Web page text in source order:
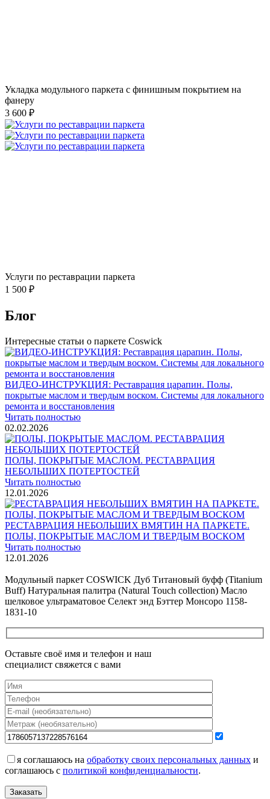
Укладка модульного паркета с финишным покрытием на
фанеру
3 600 ₽
Услуги по реставрации паркета
1 500 ₽
Блог
Интересные статьи о паркете Coswick
ВИДЕО-ИНСТРУКЦИЯ: Реставрация царапин. Полы,
покрытые маслом и твердым воском. Системы для локального
ремонта и восстановления
Читать полностью
02.02.2026
ПОЛЫ, ПОКРЫТЫЕ МАСЛОМ. РЕСТАВРАЦИЯ
НЕБОЛЬШИХ ПОТЕРТОСТЕЙ
Читать полностью
12.01.2026
РЕСТАВРАЦИЯ НЕБОЛЬШИХ ВМЯТИН НА ПАРКЕТЕ.
ПОЛЫ, ПОКРЫТЫЕ МАСЛОМ И ТВЕРДЫМ ВОСКОМ
Читать полностью
12.01.2026
Модульный паркет COSWICK Дуб Титановый буфф (Titanium
Buff) Натуральная палитра (Natural Touch collection) Масло
шелковое ультраматовое Селект энд Бэттер Монсоро 1158-
1831-10
Оставьте своё имя и телефон и наш
специалист свяжется с вами
я соглашаюсь на обработку своих персональных данных и
соглашаюсь с политикой конфиденциальности.
Заказать